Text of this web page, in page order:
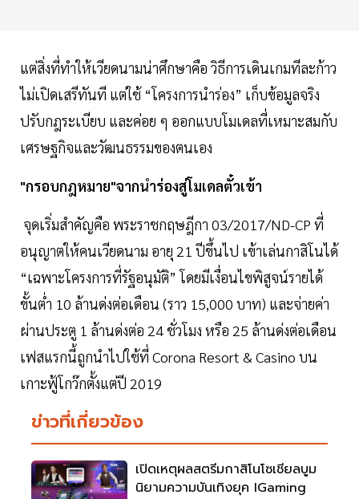
แต่สิ่งที่ทำให้เวียดนามน่าศึกษาคือ วิธีการเดินเกมทีละก้าว
ไม่เปิดเสรีทันที แต่ใช้ “โครงการนำร่อง” เก็บข้อมูลจริง
ปรับกฎระเบียบ และค่อย ๆ ออกแบบโมเดลที่เหมาะสมกับ
เศรษฐกิจและวัฒนธรรมของตนเอง
"กรอบกฎหมาย"จากนำร่องสู่โมเดลตั๋วเข้า
จุดเริ่มสำคัญคือ พระราชกฤษฎีกา 03/2017/ND-CP ที่
อนุญาตให้คนเวียดนาม อายุ 21 ปีขึ้นไป เข้าเล่นกาสิโนได้
“เฉพาะโครงการที่รัฐอนุมัติ” โดยมีเงื่อนไขพิสูจน์รายได้
ขั้นต่ำ 10 ล้านด่งต่อเดือน (ราว 15,000 บาท) และจ่ายค่า
ผ่านประตู 1 ล้านด่งต่อ 24 ชั่วโมง หรือ 25 ล้านด่งต่อเดือน
เฟสแรกนี้ถูกนำไปใช้ที่ Corona Resort & Casino บน
เกาะฟู้โกว๊กตั้งแต่ปี 2019
ข่าวที่เกี่ยวข้อง
เปิดเหตุผลสตรีมกาสิโนโซเชียลบูม
นิยามความบันเทิงยุค IGaming